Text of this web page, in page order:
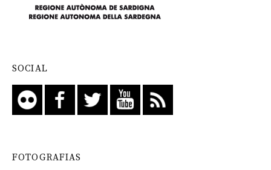
SOCIAL
FOTOGRAFIAS